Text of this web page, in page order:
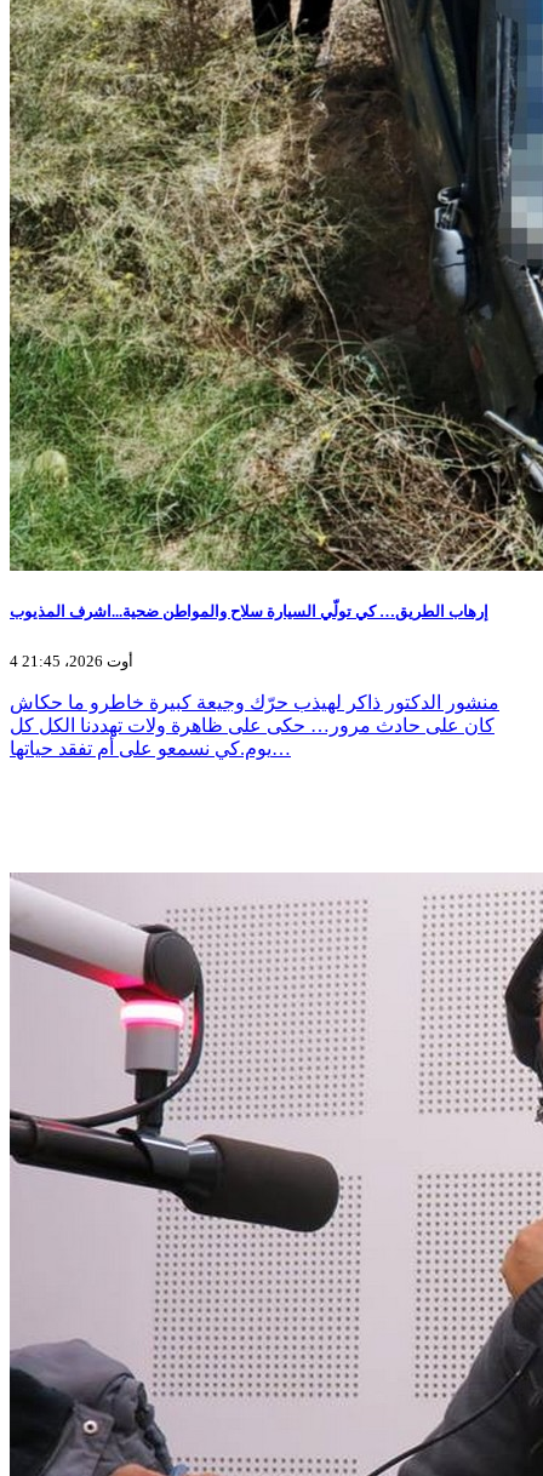
إرهاب الطريق… كي تولّي السيارة سلاح والمواطن ضحية...اشرف المذيوب
4 أوت 2026، 21:45
منشور الدكتور ذاكر لهيذب حرّك وجيعة كبيرة خاطرو ما حكاش
كان على حادث مرور… حكى على ظاهرة ولات تهددنا الكل كل
يوم.كي نسمعو على أم تفقد حياتها…